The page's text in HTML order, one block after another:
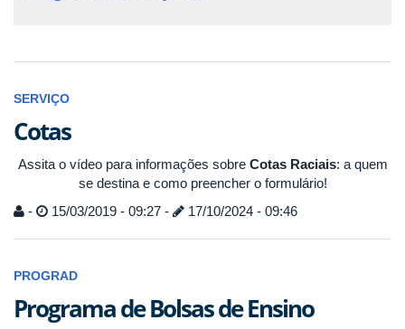
SERVIÇO
Cotas
Assita o vídeo para informações sobre Cotas Raciais: a quem
se destina e como preencher o formulário!
-
15/03/2019 - 09:27 - 17/10/2024 - 09:46
PROGRAD
Programa de Bolsas de Ensino